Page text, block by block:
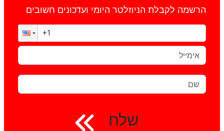
הרשמה לקבלת הניוזלטר היומי ועדכונים חשובים
שלח